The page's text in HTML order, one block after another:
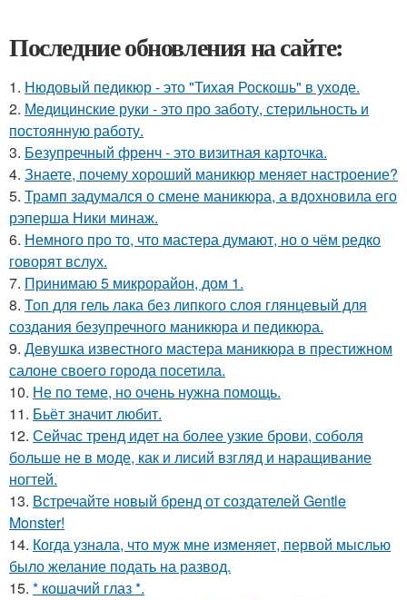
Последние обновления на сайте:
1. Нюдовый педикюр - это "Тихая Роскошь" в уходе.
2. Медицинские руки - это про заботу, стерильность и
постоянную работу.
3. Безупречный френч - это визитная карточка.
4. Знаете, почему хороший маникюр меняет настроение?
5. Трамп задумался о смене маникюра, а вдохновила его
рэперша Ники минаж.
6. Немного про то, что мастера думают, но о чём редко
говорят вслух.
7. Принимаю 5 микрорайон, дом 1.
8. Топ для гель лака без липкого слоя глянцевый для
создания безупречного маникюра и педикюра.
9. Девушка известного мастера маникюра в престижном
салоне своего города посетила.
10. Не по теме, но очень нужна помощь.
11. Бьёт значит любит.
12. Сейчас тренд идет на более узкие брови, соболя
больше не в моде, как и лисий взгляд и наращивание
ногтей.
13. Встречайте новый бренд от создателей Gentle
Monster!
14. Когда узнала, что муж мне изменяет, первой мыслью
было желание подать на развод.
15. * кошачий глаз *.